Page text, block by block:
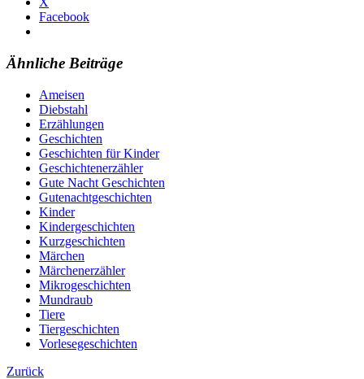
Facebook
Ähnliche Beiträge
Ameisen
Diebstahl
Erzählungen
Geschichten
Geschichten für Kinder
Geschichtenerzähler
Gute Nacht Geschichten
Gutenachtgeschichten
Kinder
Kindergeschichten
Kurzgeschichten
Märchen
Märchenerzähler
Mikrogeschichten
Mundraub
Tiere
Tiergeschichten
Vorlesegeschichten
Zurück